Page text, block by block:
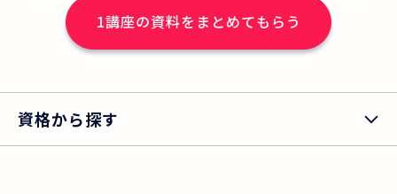
1講座の資料をまとめてもらう
資格から探す